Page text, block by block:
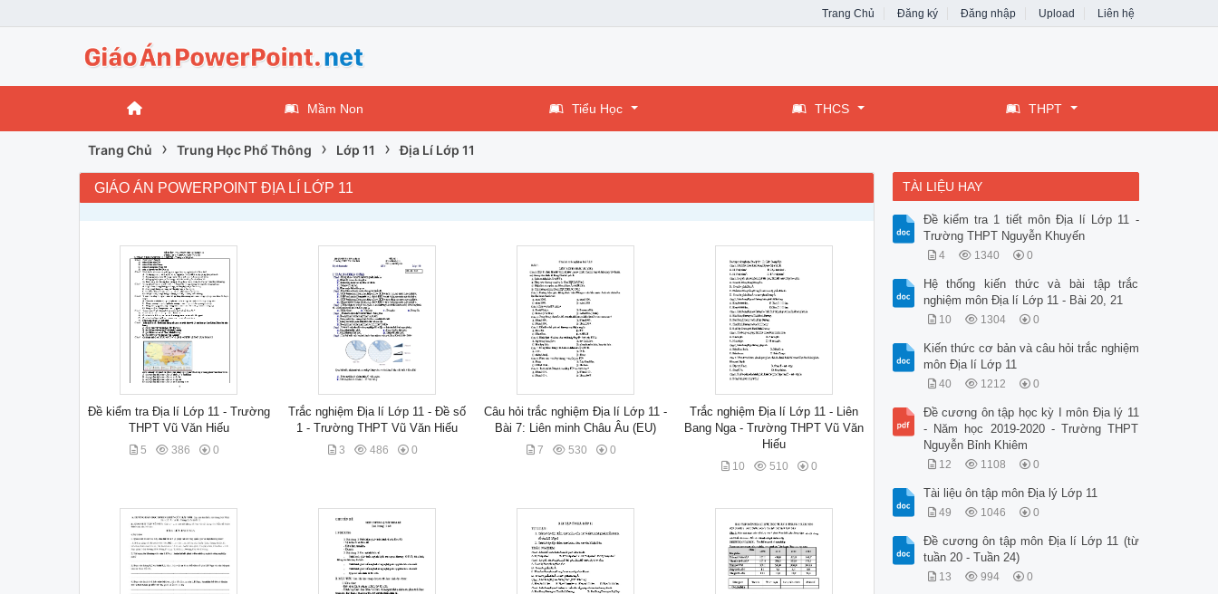
Trang Chủ Đăng ký Đăng nhập Upload Liên hệ
Mầm Non Tiểu Học THCS THPT
Trang Chủ › Trung Học Phổ Thông › Lớp 11 › Địa Lí Lớp 11
GIÁO ÁN POWERPOINT ĐỊA LÍ LỚP 11
Đề kiểm tra Địa lí Lớp 11 - Trường
THPT Vũ Văn Hiếu
5 386 0
Trắc nghiệm Địa lí Lớp 11 - Đề số
1 - Trường THPT Vũ Văn Hiếu
3 486 0
Câu hỏi trắc nghiệm Địa lí Lớp 11 -
Bài 7: Liên minh Châu Âu (EU)
7 530 0
Trắc nghiệm Địa lí Lớp 11 - Liên
Bang Nga - Trường THPT Vũ Văn
Hiếu
10 510 0
TÀI LIỆU HAY
Đề kiểm tra 1 tiết môn Địa lí Lớp 11 -
Trường THPT Nguyễn Khuyến
4 1340 0
Hệ thống kiến thức và bài tập trắc
nghiệm môn Địa lí Lớp 11 - Bài 20, 21
10 1304 0
Kiến thức cơ bản và câu hỏi trắc nghiệm
môn Địa lí Lớp 11
40 1212 0
Đề cương ôn tập học kỳ I môn Địa lý 11
- Năm học 2019-2020 - Trường THPT
Nguyễn Bỉnh Khiêm
12 1108 0
Tài liệu ôn tập môn Địa lý Lớp 11
49 1046 0
Đề cương ôn tập môn Địa lí Lớp 11 (từ
tuần 20 - Tuần 24)
13 994 0